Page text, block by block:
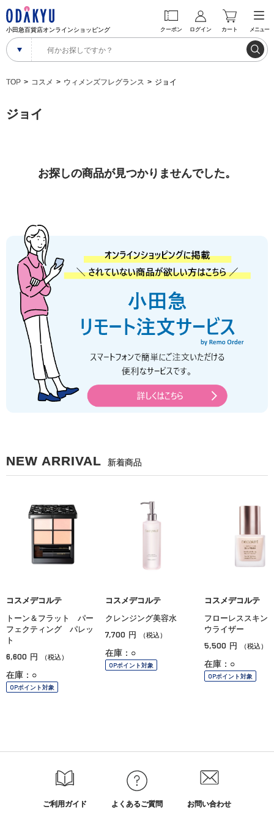
小田急百貨店オンラインショッピング クーポン ログイン カート メニュー
TOP コスメ ウィメンズフレグランス ジョイ
ジョイ
お探しの商品が見つかりませんでした。
NEW ARRIVAL 新着商品
コスメデコルテ
トーン＆フラット パー
フェクティング パレッ
ト
6,600 円 （税込）
在庫：○
OPポイント対象
コスメデコルテ
クレンジング美容水
7,700 円 （税込）
在庫：○
OPポイント対象
コスメデコルテ
フローレススキ
ウライザー
5,500 円 （税込）
在庫：○
OPポイント対象
ご利用ガイド よくあるご質問 お問い合わせ